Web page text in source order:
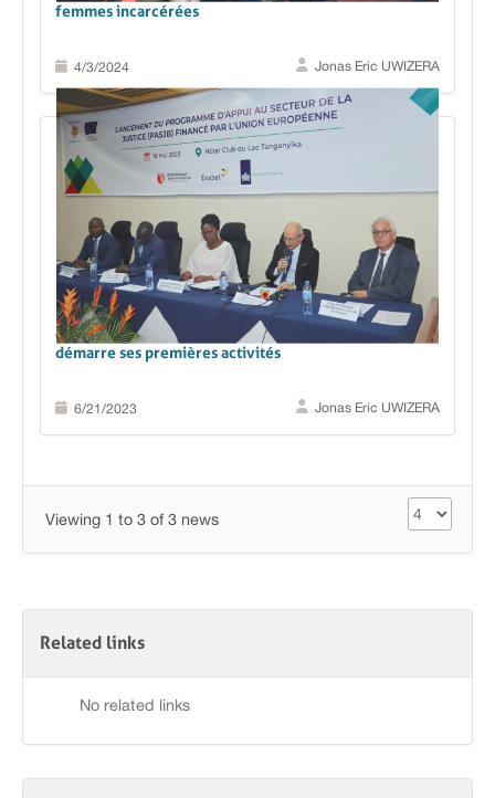
femmes incarcérées
Jonas Eric UWIZERA
4/3/2024
Au Burundi, le projet d’appui au secteur de la Justice
démarre ses premières activités
Jonas Eric UWIZERA
6/21/2023
Viewing 1 to 3 of 3 news
Related links
No related links